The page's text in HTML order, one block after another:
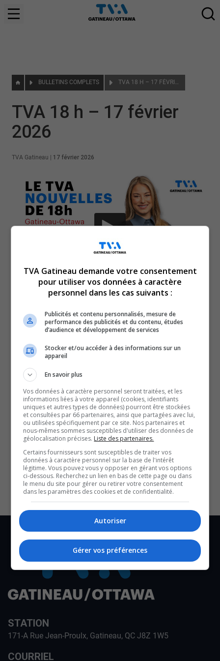
BULLETINS COMPLETS TVA 18 H – 17 FÉVRIER 2026
TVA 18 h – 17 février
2026
TVA Gatineau 17 février 2026
pour le projet de tramway dans l’ouest de Gatineau.
Gatineau vote une résolution en faveur du Programme
de l’expérience québécoise (PEQ).
Quels sont les recours pour les propriétaires victimes
d’insalubrité dans leur logement?
journée du procès Rivers-Petit : la présumée victime
subit son contre interrogatoire avec de vives émotions.
Indicatif musical.
X
SOUTENIR NOS MÉDIAS, C’EST PROTÉGER NOTRE
CULTURE ET NOTRE ÉCONOMIE
STATION
171-A Rue Jean-Proulx, Gatineau, QC J8Z 1W5
COURRIEL
TVA Gatineau demande votre consentement
pour utiliser vos données à caractère
personnel dans les cas suivants :
Publicités et contenu personnalisés, mesure de
performance des publicités et du contenu, études
d’audience et développement de services
Stocker et/ou accéder à des informations sur un
appareil
En savoir plus
Vos données à caractère personnel seront traitées, et les
informations liées à votre appareil (cookies, identifiants
uniques et autres types de données) pourront être stockées
et consultées par 66 partenaires, ainsi que partagées avec lui,
ou utilisées spécifiquement par ce site. Nos partenaires et
nous-mêmes sommes susceptibles d'utiliser des données de
géolocalisation précises. Liste des partenaires.
Certains fournisseurs sont susceptibles de traiter vos
données à caractère personnel sur la base de l'intérêt
légitime. Vous pouvez vous y opposer en gérant vos options
ci-dessous. Recherchez un lien en bas de cette page ou dans
le menu du site pour gérer ou retirer votre consentement
dans les paramètres des cookies et de confidentialité.
Autoriser
Gérer vos préférences